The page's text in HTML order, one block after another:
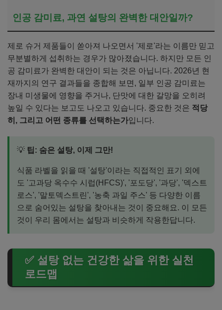
인공 감미료, 과연 설탕의 완벽한 대안일까?
제로 슈거 제품들이 쏟아져 나오면서 '제로'라는 이름만 믿고
무분별하게 섭취하는 경우가 많아졌습니다. 하지만 모든 인
공 감미료가 완벽한 대안이 되는 것은 아닙니다. 2026년 현
재까지의 연구 결과들을 종합해 보면, 일부 인공 감미료는
장내 미생물에 영향을 주거나, 단맛에 대한 갈망을 오히려
높일 수 있다는 보고도 나오고 있습니다. 중요한 것은 적당
히, 그리고 어떤 종류를 선택하는가입니다.
💡 팁: 숨은 설탕, 이제 그만!
식품 라벨을 읽을 때 '설탕'이라는 직접적인 표기 외에
도 '고과당 옥수수 시럽(HFCS)', '포도당', '과당', '덱스트
로스', '말토덱스트린', '농축 과일 주스' 등 다양한 이름
으로 숨어있는 설탕을 찾아내는 것이 중요해요. 이 모든
것이 우리 몸에서는 설탕과 비슷하게 작용한답니다.
✅ 설탕 없는 건강한 삶을 위한 실천
로드맵